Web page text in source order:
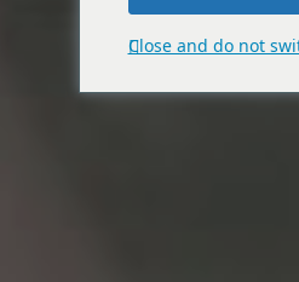
Close and do not